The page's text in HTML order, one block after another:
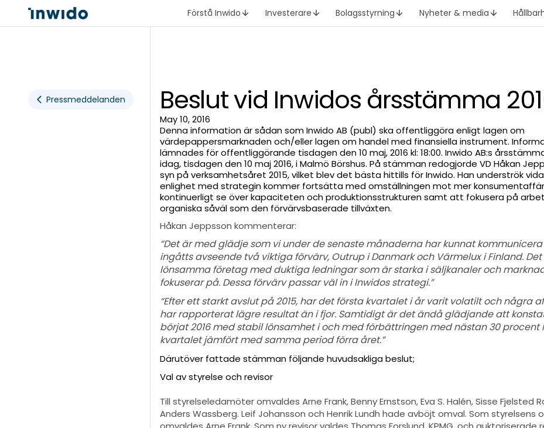
Förstå Inwido Investerare Bolagsstyrning Nyheter & media
Pressmeddelanden Beslut vid Inwidos årsstämma
May 10, 2016
Denna information är sådan som Inwido AB (publ) ska offentliggöra enligt lagen om
värdepappersmarknaden och/eller lagen om handel med finansiella instrument.
lämnades för offentliggörande tisdagen den 10 maj, 2016 kl: 18:00. Inwido AB:s
idag, tisdagen den 10 maj 2016, i Malmö Börshus. På stämman redogjorde VD Håkan
syn på verksamhetsåret 2015, vilket blev det bästa hittills för Inwido. Han underströk
enlighet med strategin kommer fortsätta med omställningen mot mer
kontinuerligt se över kapaciteten och produktionsstrukturen samt att fokusera på
organiska såväl som den förvärvsbaserade tillväxten.
Håkan Jeppsson kommenterar:
“Det är med glädje som vi under de senaste månaderna har kunnat
ingåtts avseende två viktiga förvärv, Outrup i Danmark och Värmelux i Finland.
lönsamma företag med duktiga ledningar som är starka i säljkanaler och
fokuserar på. Dessa förvärv passar väl in i Inwidos strategi.”
“Efter ett starkt avslut på 2015, har det första kvartalet i år varit volatilt och några
har rapporterat lägre resultat än i fjor. Samtidigt är det ändå glädjande att
börjat 2016 med stabil lönsamhet i och med förbättringen med nästan 30 procent
kvartalet jämfört med samma period förra året.”
Därutöver fattade stämman följande huvudsakliga beslut;
Val av styrelse och revisor
Till styrelseledamöter omvaldes Arne Frank, Benny Ernstson, Eva S. Halén, Sisse Fjelsted
Anders Wassberg. Leif Johansson och Henrik Lundh hade avböjt omval. Som styrelsens